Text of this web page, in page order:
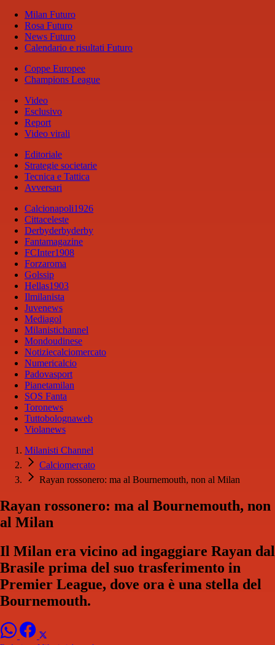
Milan Futuro
Rosa Futuro
News Futuro
Calendario e risultati Futuro
Coppe Europee
Champions League
Video
Esclusivo
Report
Video virali
Editoriale
Strategie societarie
Tecnica e Tattica
Avversari
Calcionapoli1926
Cittaceleste
Derbyderbyderby
Fantamagazine
FCInter1908
Forzaroma
Golssip
Hellas1903
Ilmilanista
Juvenews
Mediagol
Milanistichannel
Mondoudinese
Notiziecalciomercato
Numericalcio
Padovasport
Pianetamilan
SOS Fanta
Toronews
Tuttobolognaweb
Violanews
Milanisti Channel
Calciomercato
Rayan rossonero: ma al Bournemouth, non al Milan
Rayan rossonero: ma al Bournemouth, non
al Milan
Il Milan era vicino ad ingaggiare Rayan dal
Brasile prima del suo trasferimento in
Premier League, dove ora è una stella del
Bournemouth.